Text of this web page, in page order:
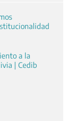
a la
| Cedib